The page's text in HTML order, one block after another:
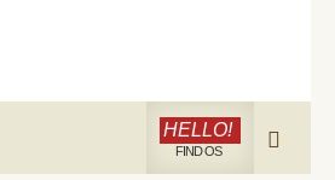
HELLO!
FIND OS